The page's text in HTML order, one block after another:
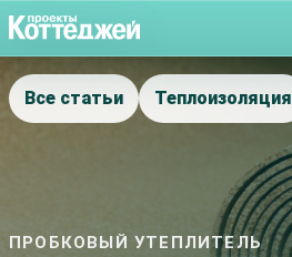
Все статьи Теплоизоляция
ПРОБКОВЫЙ УТЕПЛИТЕЛЬ